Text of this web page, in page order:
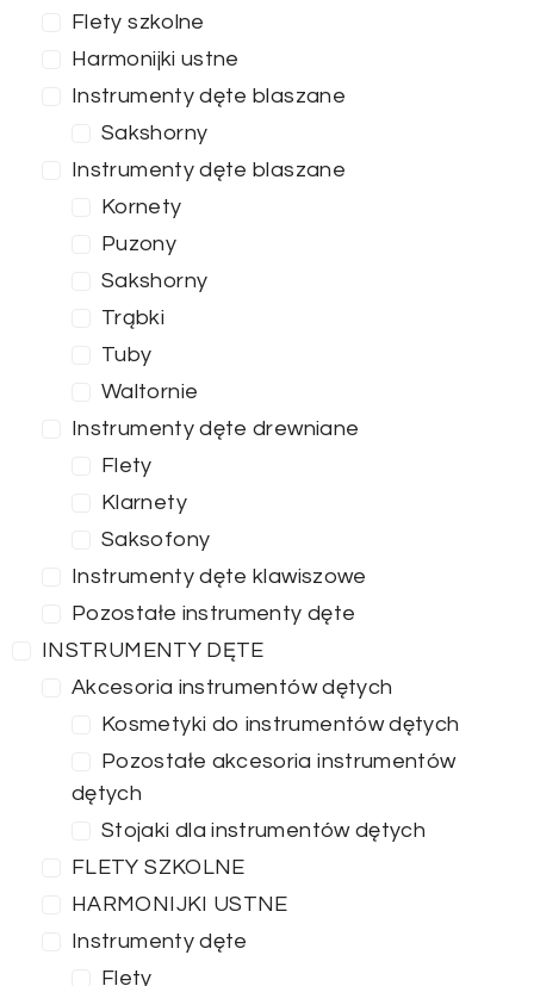
Flety szkolne
Harmonijki ustne
Instrumenty dęte blaszane
Sakshorny
Instrumenty dęte blaszane
Kornety
Puzony
Sakshorny
Trąbki
Tuby
Waltornie
Instrumenty dęte drewniane
Flety
Klarnety
Saksofony
Instrumenty dęte klawiszowe
Pozostałe instrumenty dęte
INSTRUMENTY DĘTE
Akcesoria instrumentów dętych
Kosmetyki do instrumentów dętych
Pozostałe akcesoria instrumentów
dętych
Stojaki dla instrumentów dętych
FLETY SZKOLNE
HARMONIJKI USTNE
Instrumenty dęte
Flety